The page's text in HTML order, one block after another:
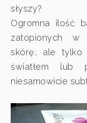
słyszy?
Ogromna ilość
zatopionych w
skórę, ale tylko
światłem lub
niesamowicie